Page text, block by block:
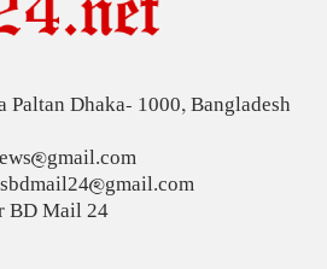
দুর্ঘটনায় নিহত ১৫ হাজার
অর্থনৈতিক অগ্রগতির বাধা: অর্থ
Paltan Dhaka- 1000, Bangladesh
BD Mail 24